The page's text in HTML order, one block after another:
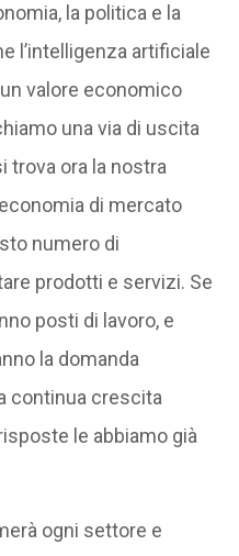
la politica e la
l’intelligenza artificiale
valore economico
una via di uscita
trova ora la nostra
di mercato
numero di
prodotti e servizi. Se
posti di lavoro, e
la domanda
continua crescita
le abbiamo già
ogni settore e